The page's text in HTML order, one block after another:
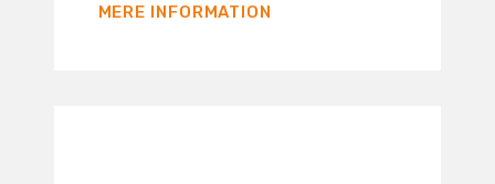
MERE INFORMATION